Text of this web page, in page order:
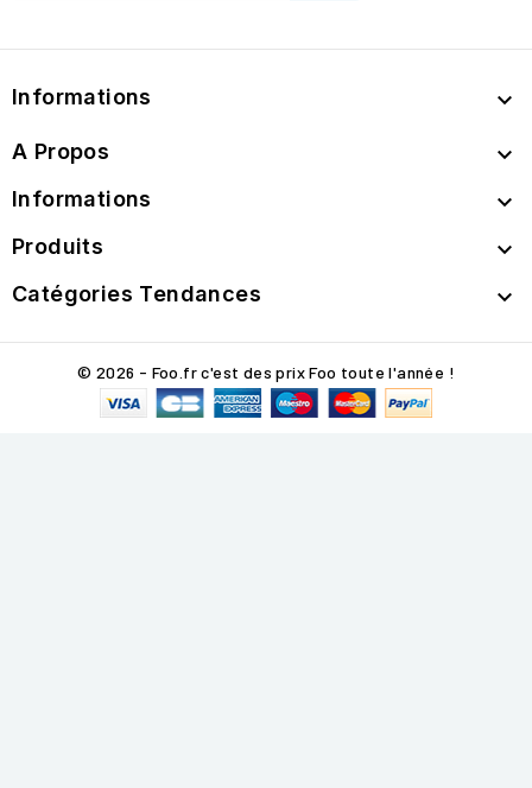
Informations 
A Propos 
Informations 
Produits 
Catégories Tendances 
© 2026 - Foo.fr c'est des prix Foo toute l'année !